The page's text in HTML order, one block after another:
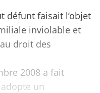
défunt faisait l’objet
inviolable et
droit des
2008 a fait
un